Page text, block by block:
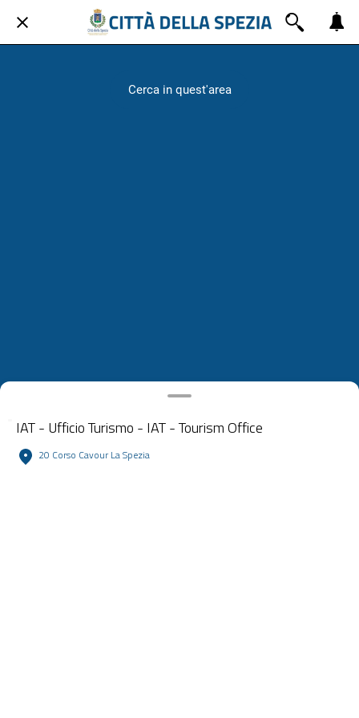
IAT - Ufficio Turismo - IAT - Tourism Office
20 Corso Cavour La Spezia
Cerca in quest'area